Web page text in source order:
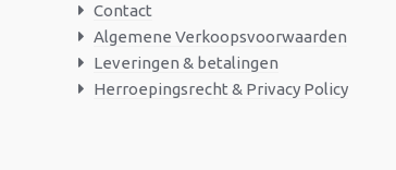
Contact
Algemene Verkoopsvoorwaarden
Leveringen & betalingen
Herroepingsrecht & Privacy Policy